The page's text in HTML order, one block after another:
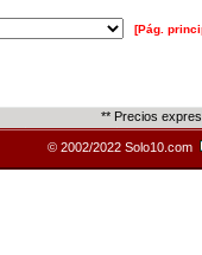
[Pág.
** Precios
© 2002/2022 Solo10.com